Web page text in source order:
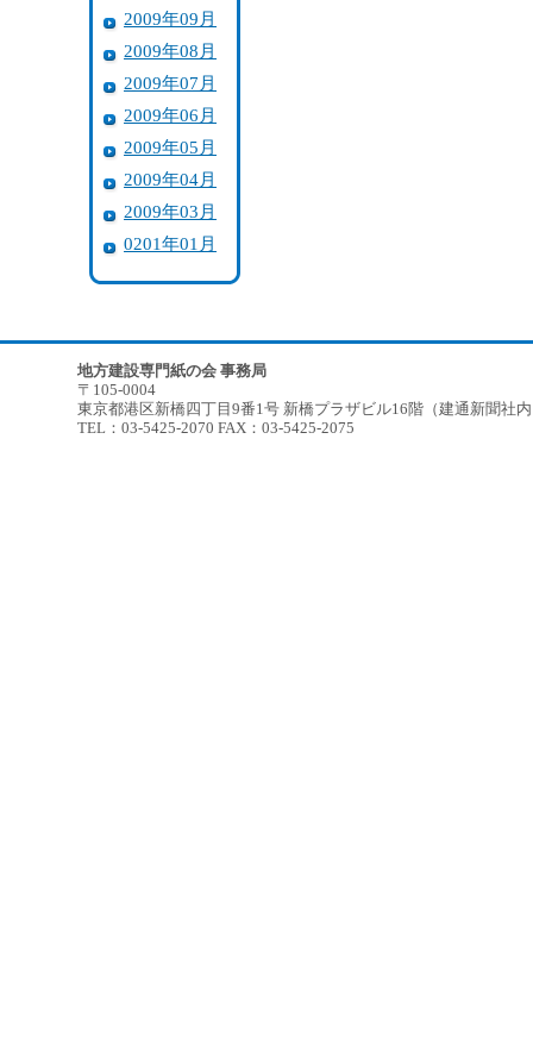
2009年09月
2009年08月
2009年07月
2009年06月
2009年05月
2009年04月
2009年03月
0201年01月
地方建設専門紙の会 事務局
〒105-0004
東京都港区新橋四丁目9番1号 新橋プラザビル16階（建通新聞社
TEL：03-5425-2070 FAX：03-5425-2075